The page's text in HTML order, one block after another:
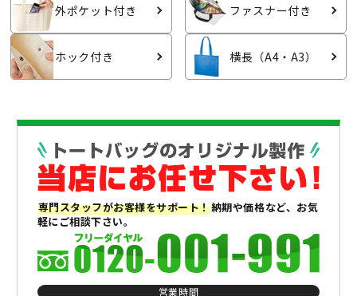
外ポケット付き ファスナー付き
ホック付き 横長 （A4・A3）
専門スタッフがお客様をサポート！納期や価格など、お気
軽にご相談下さい。
営業時間